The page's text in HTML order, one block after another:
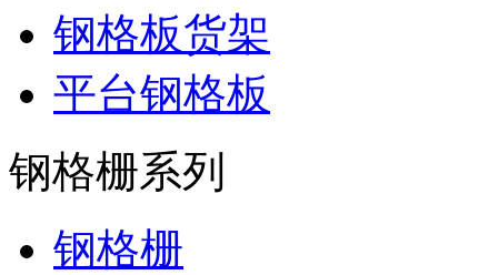
钢格板货架
平台钢格板
钢格栅系列
钢格栅